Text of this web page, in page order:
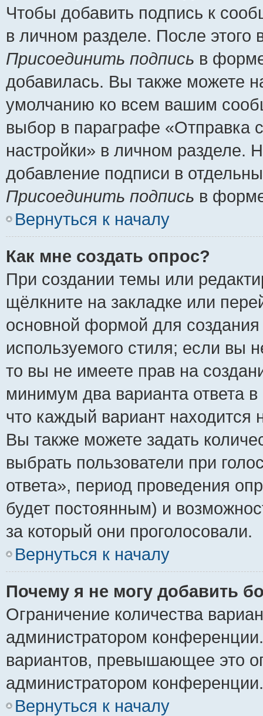
Чтобы добавить подпись к
в личном разделе. После
Присоединить подпись в
добавилась. Вы также можете
умолчанию ко всем вашим
выбор в параграфе «Отправка
настройки» в личном разделе.
добавление подписи в
Присоединить подпись в
Вернуться к началу
Как мне создать опрос?
При создании темы или
щёлкните на закладке или
основной формой для
используемого стиля; если вы
то вы не имеете прав на
минимум два варианта ответа
что каждый вариант находится
Вы также можете задать
выбрать пользователи при
ответа», период проведения
будет постоянным) и
за который они проголосовали.
Вернуться к началу
Почему я не могу добавить
Ограничение количества
администратором
вариантов, превышающее это
администратором конференции.
Вернуться к началу